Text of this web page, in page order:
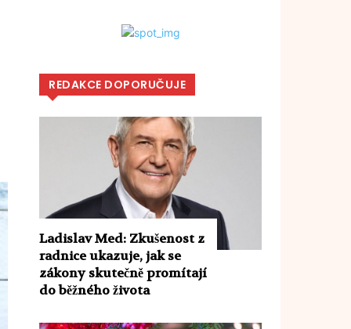
REDAKCE DOPORUČUJE
Ladislav Med: Zkušenost z
radnice ukazuje, jak se
zákony skutečně promítají
do běžného života